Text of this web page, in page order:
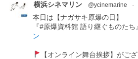
横浜シネマリン @ycinemarine ·
本日は【ナガサキ原爆の日】
『#原爆資料館 語り継ぐものた
ン
【オンライン舞台挨拶】がござ